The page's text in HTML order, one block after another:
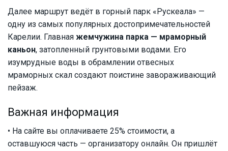
Далее маршрут ведёт в горный парк «Рускеала» —
одну из самых популярных достопримечательностей
Карелии. Главная жемчужина парка — мраморный
каньон, затопленный грунтовыми водами. Его
изумрудные воды в обрамлении отвесных
мраморных скал создают поистине завораживающий
пейзаж.
Важная информация
• На сайте вы оплачиваете 25% стоимости, а
оставшуюся часть — организатору онлайн. Он пришлёт